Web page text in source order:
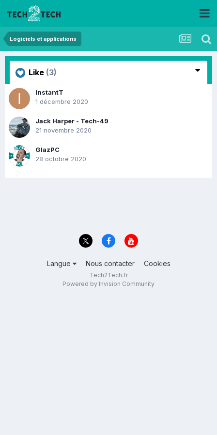
Logiciels et applications
Like (3)
InstantT
1 décembre 2020
Jack Harper - Tech-49
21 novembre 2020
GlazPC
28 octobre 2020
Langue Nous contacter Cookies
Tech2Tech.fr
Powered by Invision Community